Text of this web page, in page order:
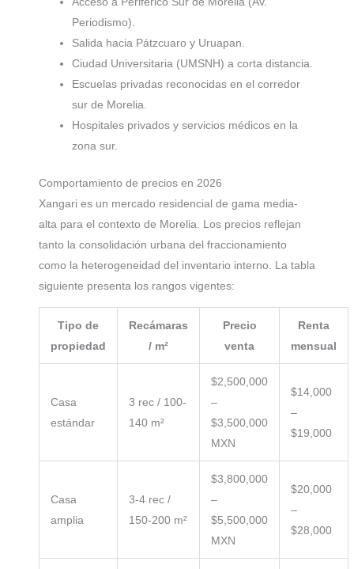
Periodismo).
Salida hacia Pátzcuaro y Uruapan.
Ciudad Universitaria (UMSNH) a corta distancia.
Escuelas privadas reconocidas en el corredor
sur de Morelia.
Hospitales privados y servicios médicos en la
zona sur.
Comportamiento de precios en 2026
Xangari es un mercado residencial de gama media-
alta para el contexto de Morelia. Los precios reflejan
tanto la consolidación urbana del fraccionamiento
como la heterogeneidad del inventario interno. La tabla
siguiente presenta los rangos vigentes:
Tipo de
propiedad
Recámaras
/ m²
Precio
venta
Renta
mensual
Casa
estándar
3 rec / 100-
140 m²
$2,500,000
–
$3,500,000
MXN
$14,000
–
$19,000
Casa
amplia
3-4 rec /
150-200 m²
$3,800,000
–
$5,500,000
MXN
$20,000
–
$28,000